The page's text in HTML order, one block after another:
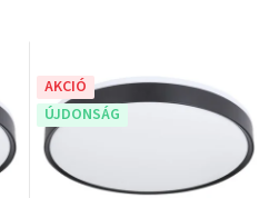
AKCIÓ
ÚJDONSÁG